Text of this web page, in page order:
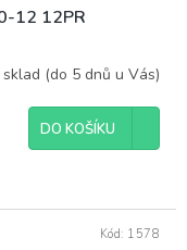
12 12PR
(do 5 dnů u Vás)
DO KOŠÍKU
Kód: 1578